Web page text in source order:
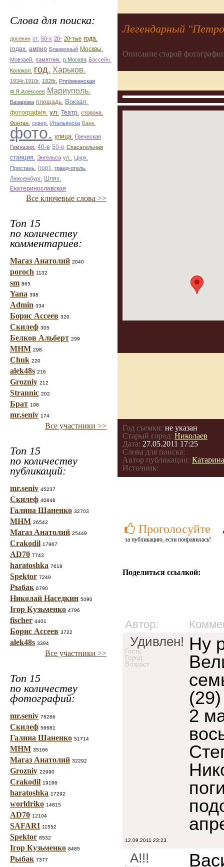
Слова для поиска:
досекин ст. 50-х 20- 20-тые года.
годах. ампир Блаженный Москвы.
Мовзаей. памятник. р.Москва Бассейн.
Колокол.
год. Харьков.
1934г.1910г. 1928г. Рлтёмкинская
Ф.Я.Алексеев Мариуполь.
Базарова площадь. Вокзал.
фотография. ул. Театр. сторона.
Фонтан. сквер. Итальянска Банк.
фото. улица. Греческая
Гимназия. 40-е 50-е Спасательная
станция.
Энгельса ул..
Цирк.
Пристань. порт. гранд-отель.
Люксембург.
Шлях.
Екатеринославская
Все ключевые слова >>
Топ 15
по количеству
комментариев:
Магаз Анатолий 2040
poroch 1132
sm 865
Yana 398
Admin 334
Борис Ассеев 320
Скилеф 305
Белков Альберт 299
МНМ 298
Chuk 220
alek48s 216
Grozniy 212
Strannic 202
Брат 198
mr.seniv 174
Все участники >>
Топ 15
по количеству
публикаций:
mr.seniv 45237
Скилеф 40848
Галина Шаненко 32703
МНМ 26542
Магаз Анатолий 25449
Crakodil 17967
AD70 7743
haratoshka 7618
Spektor 7249
Рыбак 6790
Николай Наседкин 5090
Ігор Кузьменко 4796
fischer 4401
Борис Ассеев 3722
alek48s 3394
Все участники >>
Топ 15
по количеству
фотографий:
mr.seniv 78286
Скилеф 56681
Галина Шаненко 51714
МНМ 35166
Магаз Анатолий 32292
Grozniy 22990
Crakodil 19166
haratoshka 17292
worldriko 14815
AD70 12104
SAFARI 11552
Spektor 8532
Ігор Кузьменко 8485
Рыбак 7377
Легендарный
Описание старой
Год съемки: не указан
Старый город: Николаев
Дата: 27.05.2011 17:25
Слова для поиска:
Автор публикации: Катарина
Источник:
Проголосуйте
за публикацию, если понравилась!
Поделиться ссылкой:
Автор:
Удивлен!
Гость
Город:
Возраст:
Ну
2
12.09.2011 23:23
А!!!